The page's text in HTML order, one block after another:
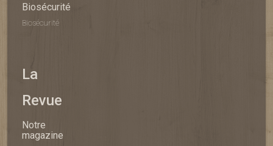
Biosécurité
Biosécurité
La
Revue
Notre
magazine